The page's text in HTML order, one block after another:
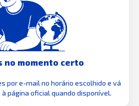
no momento certo
por e-mail no horário escolhido e vá
página oficial quando disponível.